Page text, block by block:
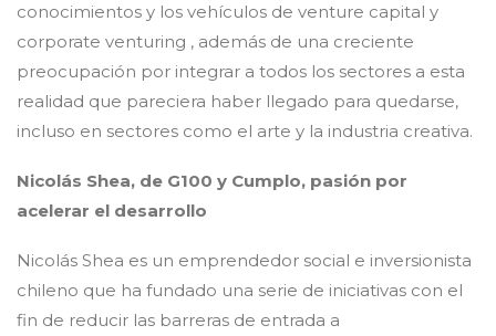
conocimientos y los vehículos de venture capital y
corporate venturing , además de una creciente
preocupación por integrar a todos los sectores a esta
realidad que pareciera haber llegado para quedarse,
incluso en sectores como el arte y la industria creativa.
Nicolás Shea, de G100 y Cumplo, pasión por
acelerar el desarrollo
Nicolás Shea es un emprendedor social e inversionista
chileno que ha fundado una serie de iniciativas con el
fin de reducir las barreras de entrada a